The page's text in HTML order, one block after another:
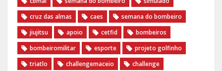
cruz das almas
caes
semana do bombeiro
jiujitsu
apoio cetfid
bombeiros
bombeiromilitar
esporte
projeto golfinho
triatlo
challengemaceio
challenge